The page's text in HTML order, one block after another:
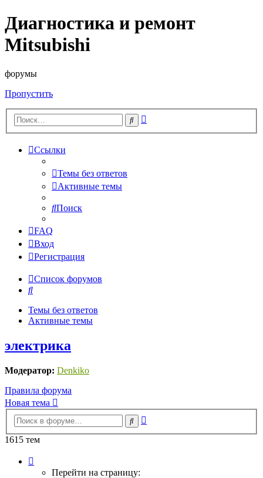
Диагностика и ремонт
Mitsubishi
форумы
Пропустить
Поиск
Ссылки
Темы без ответов
Активные темы
Поиск
FAQ
Вход
Регистрация
Список форумов
Поиск
Темы без ответов
Активные темы
электрика
Модератор: Denkiko
Правила форума
Новая тема
Поиск
1615 тем
Перейти на страницу: